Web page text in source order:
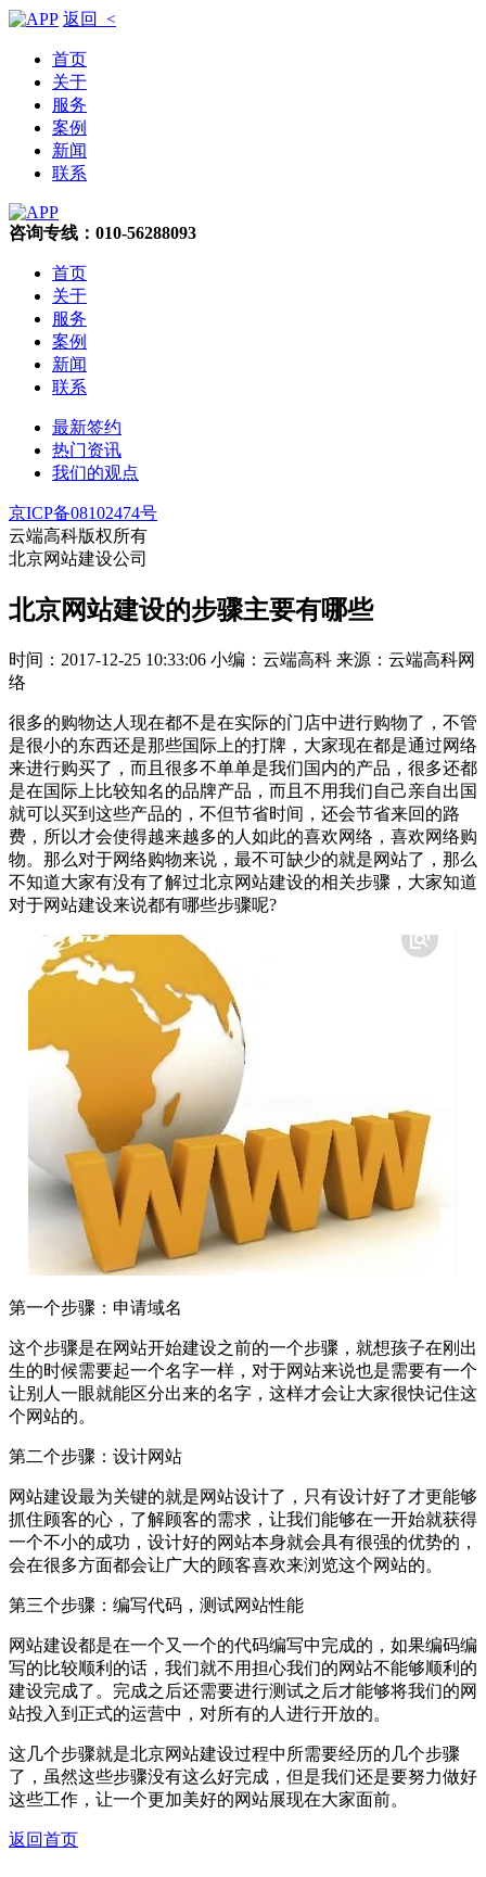
返回 <
首页
关于
服务
案例
新闻
联系
咨询专线：010-56288093
首页
关于
服务
案例
新闻
联系
最新签约
热门资讯
我们的观点
京ICP备08102474号
云端高科版权所有
北京网站建设公司
北京网站建设的步骤主要有哪些
时间：2017-12-25 10:33:06 小编：云端高科 来源：云端高科网
络
很多的购物达人现在都不是在实际的门店中进行购物了，不管
是很小的东西还是那些国际上的打牌，大家现在都是通过网络
来进行购买了，而且很多不单单是我们国内的产品，很多还都
是在国际上比较知名的品牌产品，而且不用我们自己亲自出国
就可以买到这些产品的，不但节省时间，还会节省来回的路
费，所以才会使得越来越多的人如此的喜欢网络，喜欢网络购
物。那么对于网络购物来说，最不可缺少的就是网站了，那么
不知道大家有没有了解过北京网站建设的相关步骤，大家知道
对于网站建设来说都有哪些步骤呢?
第一个步骤：申请域名
这个步骤是在网站开始建设之前的一个步骤，就想孩子在刚出
生的时候需要起一个名字一样，对于网站来说也是需要有一个
让别人一眼就能区分出来的名字，这样才会让大家很快记住这
个网站的。
第二个步骤：设计网站
网站建设最为关键的就是网站设计了，只有设计好了才更能够
抓住顾客的心，了解顾客的需求，让我们能够在一开始就获得
一个不小的成功，设计好的网站本身就会具有很强的优势的，
会在很多方面都会让广大的顾客喜欢来浏览这个网站的。
第三个步骤：编写代码，测试网站性能
网站建设都是在一个又一个的代码编写中完成的，如果编码编
写的比较顺利的话，我们就不用担心我们的网站不能够顺利的
建设完成了。完成之后还需要进行测试之后才能够将我们的网
站投入到正式的运营中，对所有的人进行开放的。
这几个步骤就是北京网站建设过程中所需要经历的几个步骤
了，虽然这些步骤没有这么好完成，但是我们还是要努力做好
这些工作，让一个更加美好的网站展现在大家面前。
返回首页